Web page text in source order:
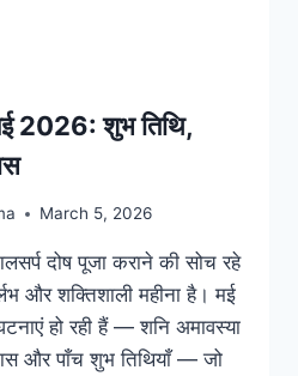
2026: शुभ तिथि,
March 5, 2026
दोष पूजा कराने की सोच रहे
और शक्तिशाली महीना है। मई
हो रही हैं — शनि अमावस्या
और पाँच शुभ तिथियाँ — जो